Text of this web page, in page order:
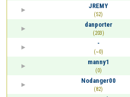
JREMY
(52)
danporter
(203)
-
(~0)
manny1
(0)
Nodanger00
(82)